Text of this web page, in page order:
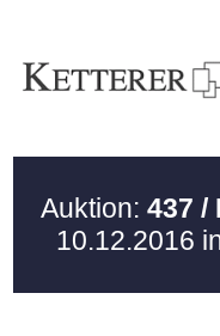
Auktion: 437 /
10.12.2016